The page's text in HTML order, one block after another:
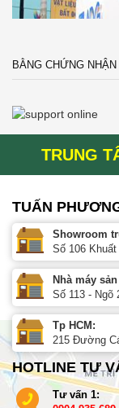
BẰNG CHỨNG NHẬN
TRUNG
TUẤN
Showroom
Số 106
Nhà máy
Số 113 - Ngõ
Tp HCM:
215 Đường
HOTLINE TƯ
Tư vấn 1: